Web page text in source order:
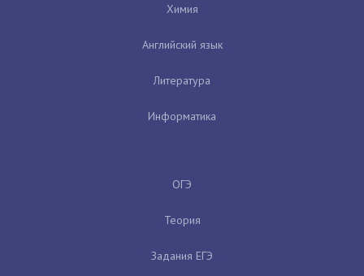
Химия
Английский язык
Литература
Информатика
ОГЭ
Теория
Задания ЕГЭ